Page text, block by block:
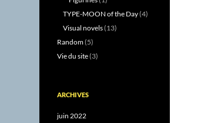
TYPE-MOON of the Day(4)
Visual novels(13)
Random(5)
Vie du site(3)
ARCHIVES
juin 2022